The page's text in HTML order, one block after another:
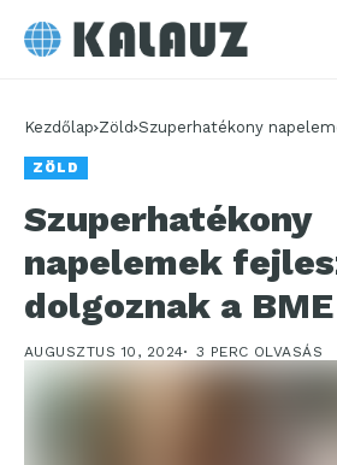
Kezdőlap Zöld Szuperhatékony
ZÖLD
Szuperhatékony
napelemek
dolgoznak a
AUGUSZTUS 10, 2024 3 PERC OLVASÁS